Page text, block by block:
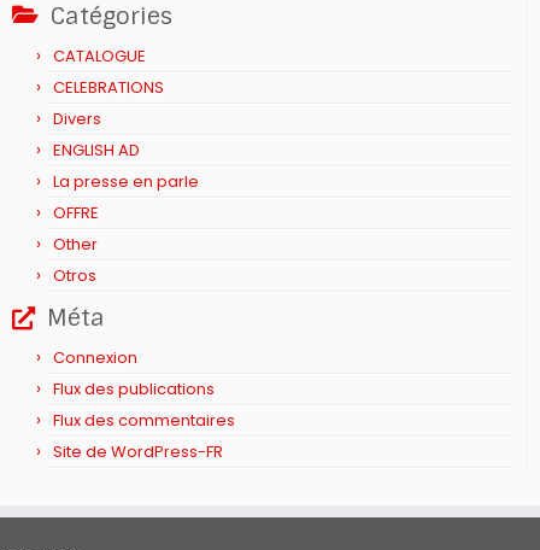
Catégories
CATALOGUE
CELEBRATIONS
Divers
ENGLISH AD
La presse en parle
OFFRE
Other
Otros
Méta
Connexion
Flux des publications
Flux des commentaires
Site de WordPress-FR